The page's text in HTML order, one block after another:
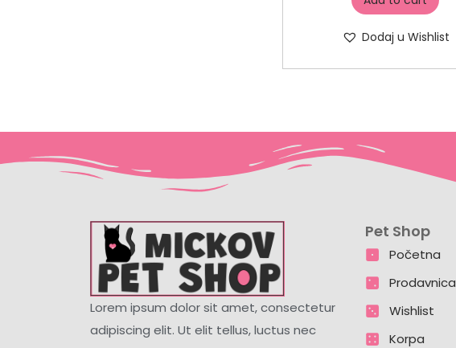
Dodaj u Wishlist
Lorem ipsum dolor sit amet, consectetur
adipiscing elit. Ut elit tellus, luctus nec
Pet Shop
Početna
Prodavnica
Wishlist
Korpa